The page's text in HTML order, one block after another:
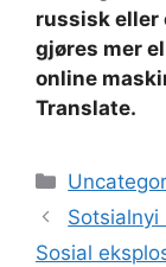
russisk eller
gjøres mer
online
Translate.
Kategorier
Sotsialnyi
Sosial